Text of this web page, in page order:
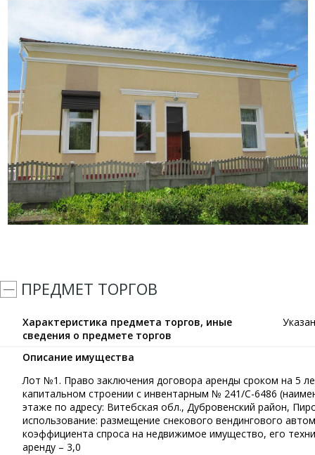
ПРЕДМЕТ ТОРГОВ
Характеристика предмета торгов, иные
сведения о предмете торгов
Описание имущества
Лот №1. Право заключения договора аренды сроком на 5
капитальном строении с инвентарным № 241/С-6486
этаже по адресу: Витебская обл., Дубровенский район,
использование: размещение снекового вендингового
коэффициента спроса на недвижимое имущество, его
аренду – 3,0